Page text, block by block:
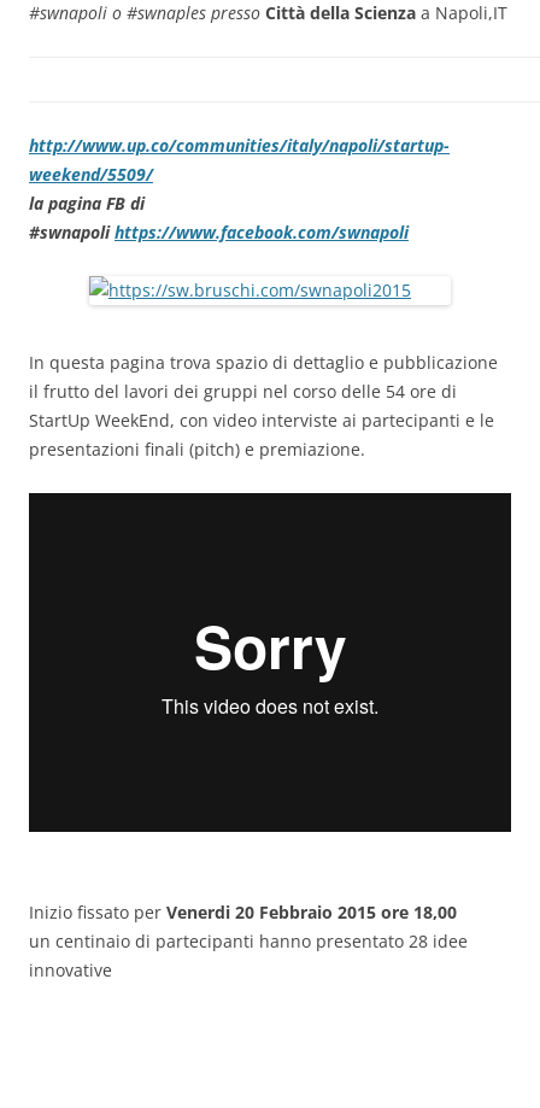
#swnapoli o #swnaples presso Città della Scienza a Napoli,IT
http://www.up.co/communities/italy/napoli/startup-
weekend/5509/
la pagina FB di
#swnapoli https://www.facebook.com/swnapoli
In questa pagina trova spazio di dettaglio e pubblicazione
il frutto del lavori dei gruppi nel corso delle 54 ore di
StartUp WeekEnd, con video interviste ai partecipanti e le
presentazioni finali (pitch) e premiazione.
Inizio fissato per Venerdi 20 Febbraio 2015 ore 18,00
un centinaio di partecipanti hanno presentato 28 idee
innovative